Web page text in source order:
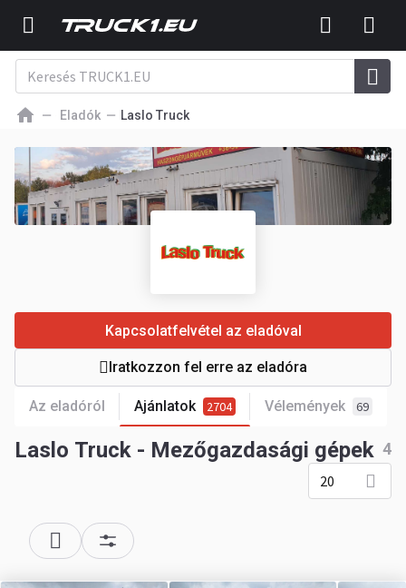
Eladók Laslo Truck
Az eladóról Ajánlatok 2704 Vélemények 69
Kapcsolatfelvétel az eladóval
Iratkozzon fel erre az eladóra
Laslo Truck - Mezőgazdasági gépek 4
20